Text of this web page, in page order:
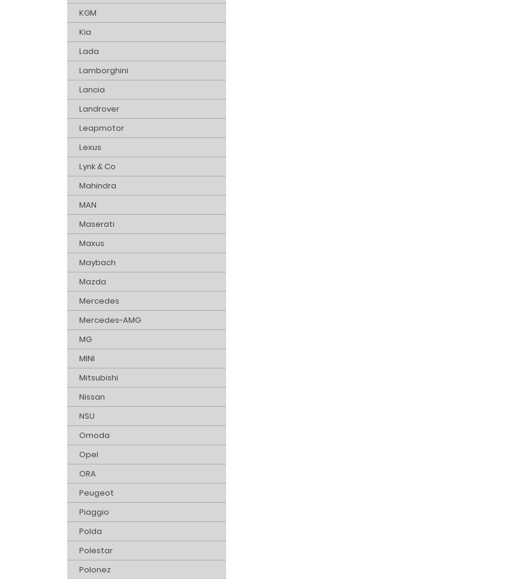
KGM
Kia
Lada
Lamborghini
Lancia
Landrover
Leapmotor
Lexus
Lynk & Co
Mahindra
MAN
Maserati
Maxus
Maybach
Mazda
Mercedes
Mercedes-AMG
MG
MINI
Mitsubishi
Nissan
NSU
Omoda
Opel
ORA
Peugeot
Piaggio
Polda
Polestar
Polonez